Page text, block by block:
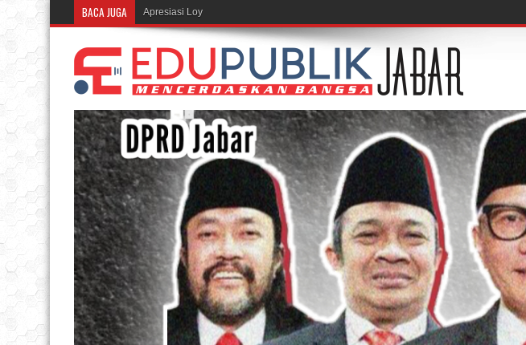
BACA JUGA Apresiasi Loyalitas Merchant, BRI Regional Office 09 Bandu